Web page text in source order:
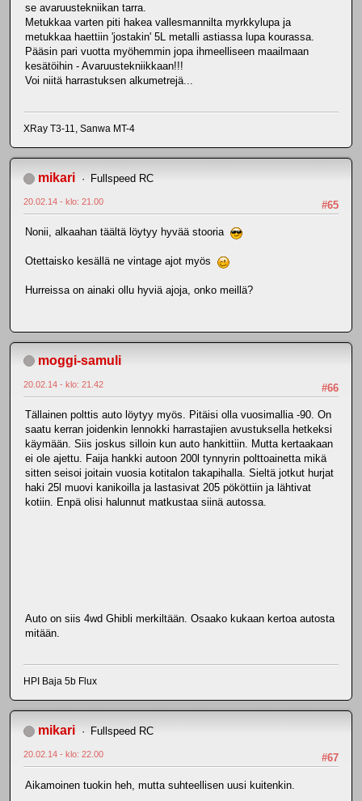
se avaruustekniikan tarra.
Metukkaa varten piti hakea vallesmannilta myrkkylupa ja
metukkaa haettiin 'jostakin' 5L metalli astiassa lupa kourassa.
Pääsin pari vuotta myöhemmin jopa ihmeelliseen maailmaan
kesätöihin - Avaruustekniikkaan!!!
Voi niitä harrastuksen alkumetrejä...
XRay T3-11, Sanwa MT-4
mikari Fullspeed RC
#65
20.02.14 - klo: 21.00
Nonii, alkaahan täältä löytyy hyvää stooria
Otettaisko kesällä ne vintage ajot myös
Hurreissa on ainaki ollu hyviä ajoja, onko meillä?
moggi-samuli
#66
20.02.14 - klo: 21.42
Tällainen polttis auto löytyy myös. Pitäisi olla vuosimallia -90. On
saatu kerran joidenkin lennokki harrastajien avustuksella hetkeksi
käymään. Siis joskus silloin kun auto hankittiin. Mutta kertaakaan
ei ole ajettu. Faija hankki autoon 200l tynnyrin polttoainetta mikä
sitten seisoi joitain vuosia kotitalon takapihalla. Sieltä jotkut hurjat
haki 25l muovi kanikoilla ja lastasivat 205 pököttiin ja lähtivat
kotiin. Enpä olisi halunnut matkustaa siinä autossa.
Auto on siis 4wd Ghibli merkiltään. Osaako kukaan kertoa autosta
mitään.
HPI Baja 5b Flux
mikari Fullspeed RC
#67
20.02.14 - klo: 22.00
Aikamoinen tuokin heh, mutta suhteellisen uusi kuitenkin.